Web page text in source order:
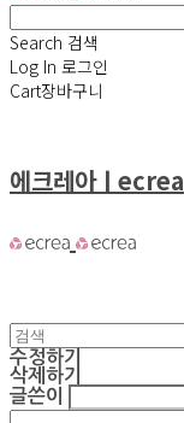
Search 검색
Log In 로그인
Cart장바구니
에크레아ㅣecrea
수정하기
삭제하기
글쓴이